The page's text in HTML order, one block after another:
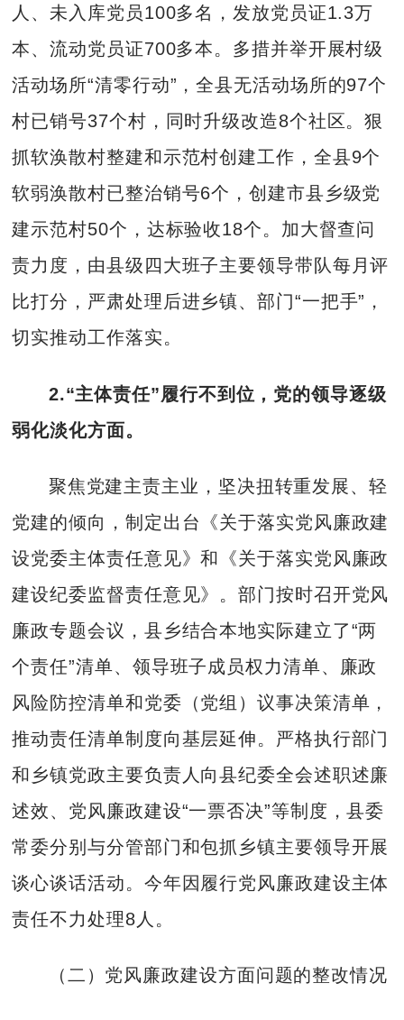
人、未入库党员100多名，发放党员证1.3万
本、流动党员证700多本。多措并举开展村级
活动场所“清零行动”，全县无活动场所的97个
村已销号37个村，同时升级改造8个社区。狠
抓软涣散村整建和示范村创建工作，全县9个
软弱涣散村已整治销号6个，创建市县乡级党
建示范村50个，达标验收18个。加大督查问
责力度，由县级四大班子主要领导带队每月评
比打分，严肃处理后进乡镇、部门“一把手”，
切实推动工作落实。
2.“主体责任”履行不到位，党的领导逐级
弱化淡化方面。
聚焦党建主责主业，坚决扭转重发展、轻
党建的倾向，制定出台《关于落实党风廉政建
设党委主体责任意见》和《关于落实党风廉政
建设纪委监督责任意见》。部门按时召开党风
廉政专题会议，县乡结合本地实际建立了“两
个责任”清单、领导班子成员权力清单、廉政
风险防控清单和党委（党组）议事决策清单，
推动责任清单制度向基层延伸。严格执行部门
和乡镇党政主要负责人向县纪委全会述职述廉
述效、党风廉政建设“一票否决”等制度，县委
常委分别与分管部门和包抓乡镇主要领导开展
谈心谈话活动。今年因履行党风廉政建设主体
责任不力处理8人。
（二）党风廉政建设方面问题的整改情况